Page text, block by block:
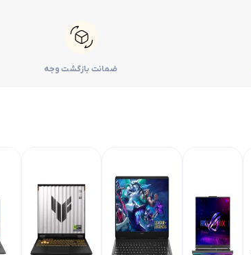
ضمانت بازگشت وجه